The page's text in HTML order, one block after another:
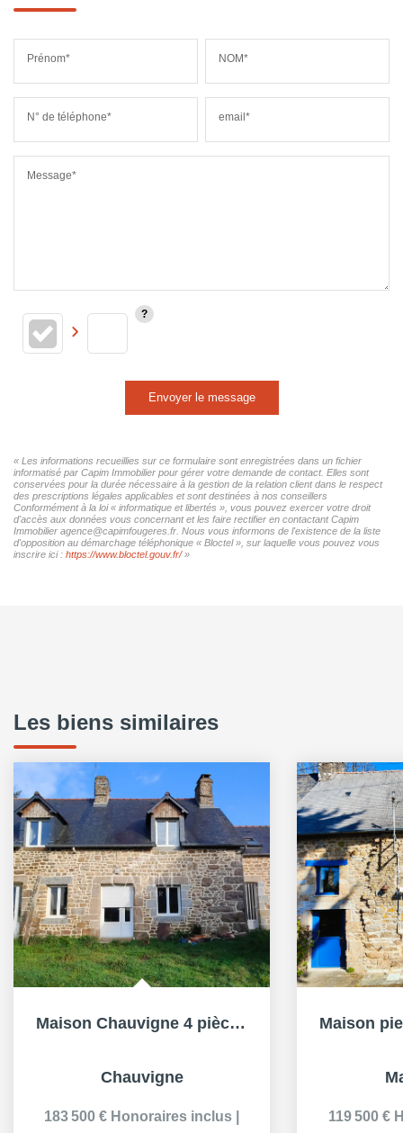
Prénom* NOM*
N° de téléphone* email*
Message*
Envoyer le message
« Les informations recueillies sur ce formulaire sont enregistrées dans un fichier
informatisé par Capim Immobilier pour gérer votre demande de contact. Elles sont
conservées pour la durée nécessaire à la gestion de la relation client dans le respect
des prescriptions légales applicables et sont destinées à nos conseillers
Conformément à la loi « informatique et libertés », vous pouvez exercer votre droit
d'accès aux données vous concernant et les faire rectifier en contactant Capim
Immobilier agence@capimfougeres.fr. Nous vous informons de l'existence de la liste
d'opposition au démarchage téléphonique « Bloctel », sur laquelle vous pouvez vous
inscrire ici : https://www.bloctel.gouv.fr/»
Les biens similaires
Maison Chauvigne 4 pièce(s) 84 m2, 2ch, terrain 4400m²
Chauvigne
183 500 € Honoraires inclus 119 500 €